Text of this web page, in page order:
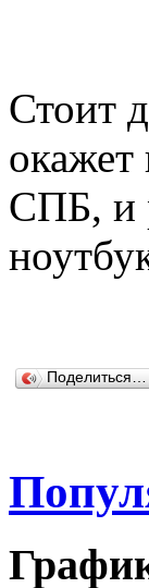
Стоит
СПБ, и
Поделиться…